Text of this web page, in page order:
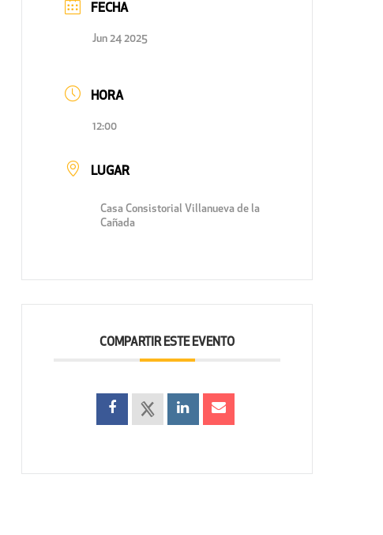
FECHA
Jun 24 2025
HORA
12:00
LUGAR
Casa Consistorial Villanueva de la
Cañada
COMPARTIR ESTE EVENTO